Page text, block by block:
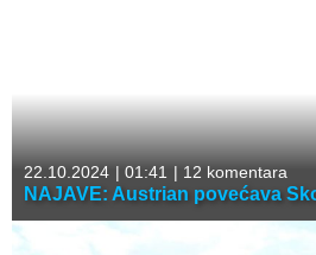
22.10.2024 | 01:41 | 12 komentara
NAJAVE: Austrian povećava